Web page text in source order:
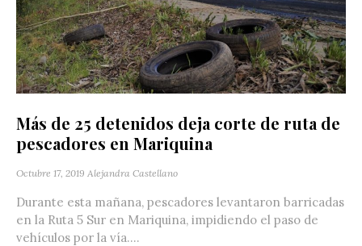
Más de 25 detenidos deja corte de ruta de
pescadores en Mariquina
Octubre 17, 2019 Alejandra Castellano
Durante esta mañana, pescadores levantaron barricadas
en la Ruta 5 Sur en Mariquina, impidiendo el paso de
vehículos por la vía....